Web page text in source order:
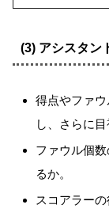
(3) アシスタン
得点やファ
し、さらに
ファウル個
るか。
スコアラー